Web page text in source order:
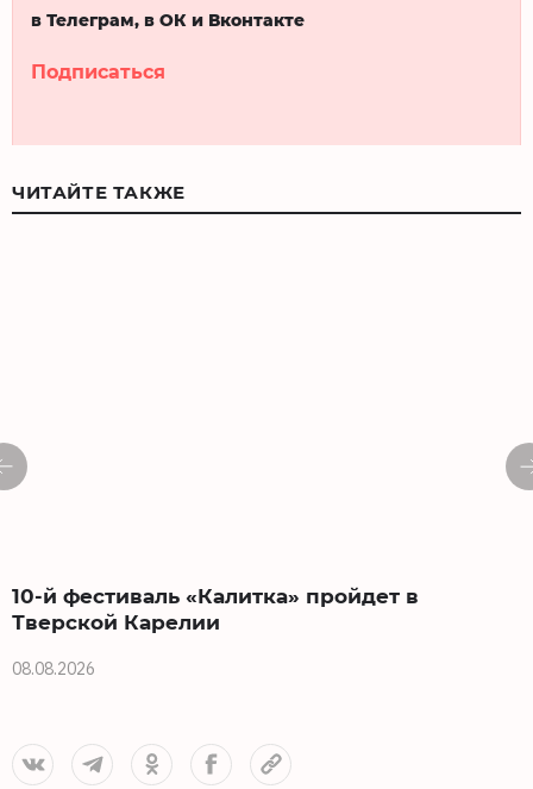
в Телеграм, в ОК и Вконтакте
Подписаться
ЧИТАЙТЕ ТАКЖЕ
10-й фестиваль «Калитка» пройдет в
Тверской Карелии
08.08.2026